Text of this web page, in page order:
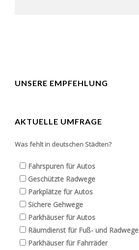
UNSERE EMPFEHLUNG
AKTUELLE UMFRAGE
Was fehlt in deutschen Städten?
Fahrspuren für Autos
Geschützte Radwege
Parkplätze für Autos
Sichere Gehwege
Parkhäuser für Autos
Räumdienst für Fuß- und Radwege
Parkhäuser für Fahrräder